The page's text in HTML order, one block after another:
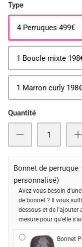
Type
4 Perruques 499€
1 Boucle mixte
1 Marron curly 198€
Quantité
Bonnet de
personnalisé)
Avez-vous besoin
de bonnet ? Il vous
dessous et de l'ajouter
mesure pour qu'elle
Bonnet